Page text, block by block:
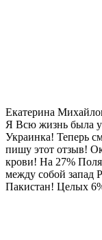
Екатерина
Я Всю жизнь была
Украинка! Теперь
пишу этот отзыв!
крови! На 27%
между собой запад
Пакистан! Целых